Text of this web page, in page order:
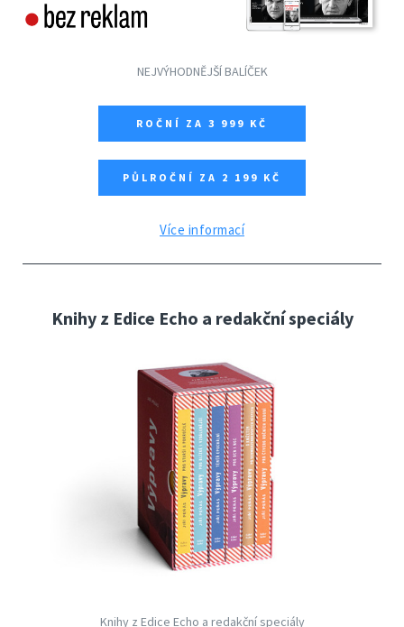
NEJVÝHODNĚJŠÍ BALÍČEK
ROČNÍ ZA 3 999 KČ
PŮLROČNÍ ZA 2 199 KČ
Více informací
Knihy z Edice Echo a redakční speciály
Knihy z Edice Echo a redakční speciály